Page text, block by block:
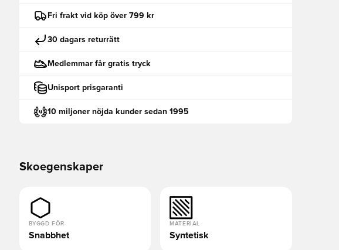
Fri frakt vid köp över 799 kr
30 dagars returrätt
Medlemmar får gratis tryck
Unisport prisgaranti
10 miljoner nöjda kunder sedan 1995
Skoegenskaper
BYGGD FÖR
Snabbhet
MATERIAL
Syntetisk